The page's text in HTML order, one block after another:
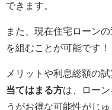
できます。
また、現在住宅ローン
を組むことが可能です！
メリットや利息総額の
当てはまる方は、ロー
うがお得な可能性がじゅ